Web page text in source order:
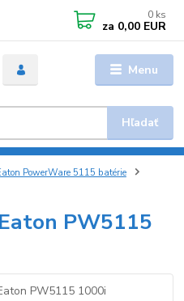
Menu
Hľadať
0 ks
za 0,00 EUR
PowerWare 5115 batérie
PW5115